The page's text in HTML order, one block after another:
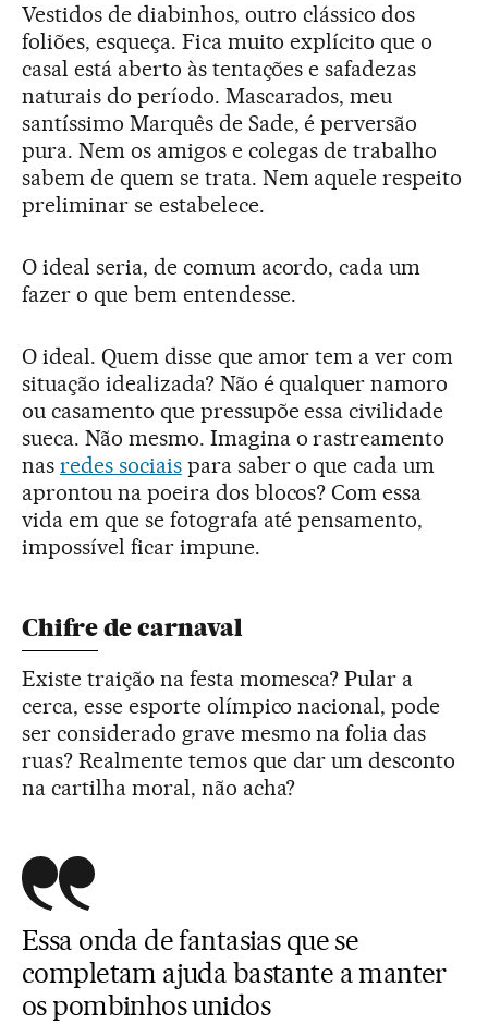
Vestidos de diabinhos, outro clássico dos
foliões, esqueça. Fica muito explícito que o
casal está aberto às tentações e safadezas
naturais do período. Mascarados, meu
santíssimo Marquês de Sade, é perversão
pura. Nem os amigos e colegas de trabalho
sabem de quem se trata. Nem aquele respeito
preliminar se estabelece.
O ideal seria, de comum acordo, cada um
fazer o que bem entendesse.
O ideal. Quem disse que amor tem a ver com
situação idealizada? Não é qualquer namoro
ou casamento que pressupõe essa civilidade
sueca. Não mesmo. Imagina o rastreamento
nas redes sociaispara saber o que cada um
aprontou na poeira dos blocos? Com essa
vida em que se fotografa até pensamento,
impossível ficar impune.
Chifre de carnaval
Existe traição na festa momesca? Pular a
cerca, esse esporte olímpico nacional, pode
ser considerado grave mesmo na folia das
ruas? Realmente temos que dar um desconto
na cartilha moral, não acha?
Essa onda de fantasias que se
completam ajuda bastante a manter
os pombinhos unidos